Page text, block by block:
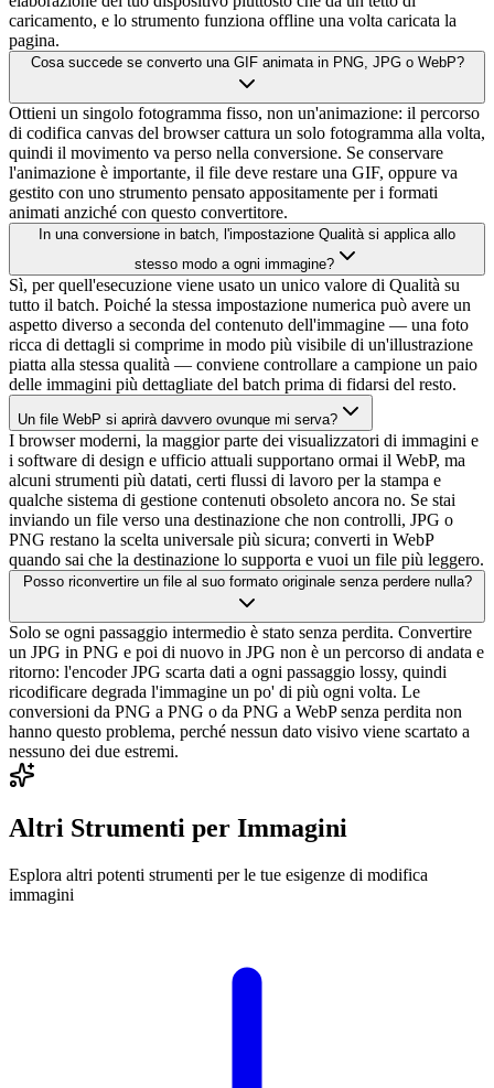
caricamento, e lo strumento funziona offline una volta caricata la
pagina.
Cosa succede se converto una GIF animata in PNG, JPG o WebP?
Ottieni un singolo fotogramma fisso, non un'animazione: il percorso
di codifica canvas del browser cattura un solo fotogramma alla volta,
quindi il movimento va perso nella conversione. Se conservare
l'animazione è importante, il file deve restare una GIF, oppure va
gestito con uno strumento pensato appositamente per i formati
animati anziché con questo convertitore.
In una conversione in batch, l'impostazione Qualità si applica allo
stesso modo a ogni immagine?
Sì, per quell'esecuzione viene usato un unico valore di Qualità su
tutto il batch. Poiché la stessa impostazione numerica può avere un
aspetto diverso a seconda del contenuto dell'immagine — una foto
ricca di dettagli si comprime in modo più visibile di un'illustrazione
piatta alla stessa qualità — conviene controllare a campione un paio
delle immagini più dettagliate del batch prima di fidarsi del resto.
Un file WebP si aprirà davvero ovunque mi serva?
I browser moderni, la maggior parte dei visualizzatori di immagini e
i software di design e ufficio attuali supportano ormai il WebP, ma
alcuni strumenti più datati, certi flussi di lavoro per la stampa e
qualche sistema di gestione contenuti obsoleto ancora no. Se stai
inviando un file verso una destinazione che non controlli, JPG o
PNG restano la scelta universale più sicura; converti in WebP
quando sai che la destinazione lo supporta e vuoi un file più leggero.
Posso riconvertire un file al suo formato originale senza perdere nulla?
Solo se ogni passaggio intermedio è stato senza perdita. Convertire
un JPG in PNG e poi di nuovo in JPG non è un percorso di andata e
ritorno: l'encoder JPG scarta dati a ogni passaggio lossy, quindi
ricodificare degrada l'immagine un po' di più ogni volta. Le
conversioni da PNG a PNG o da PNG a WebP senza perdita non
hanno questo problema, perché nessun dato visivo viene scartato a
nessuno dei due estremi.
Altri Strumenti per Immagini
Esplora altri potenti strumenti per le tue esigenze di modifica
immagini